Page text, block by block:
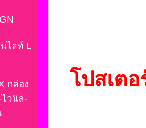
ไลท์ L
กล่อง
วนิล-
โปสเต